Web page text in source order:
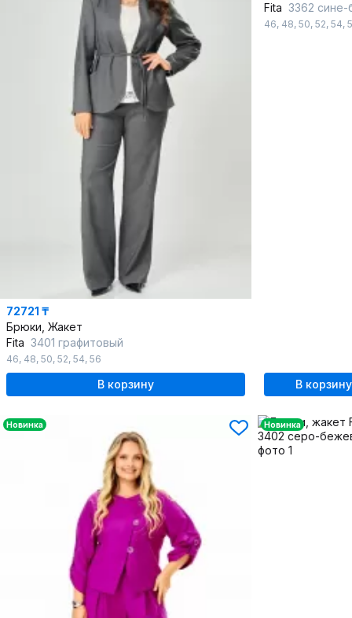
72721 ₸
Брюки, Жакет
Fita 3401 графитовый
46, 48, 50, 52, 54, 56
В корзину
Fita 3362 сине-
46, 48, 50, 52, 54,
В корзину
Новинка Новинка